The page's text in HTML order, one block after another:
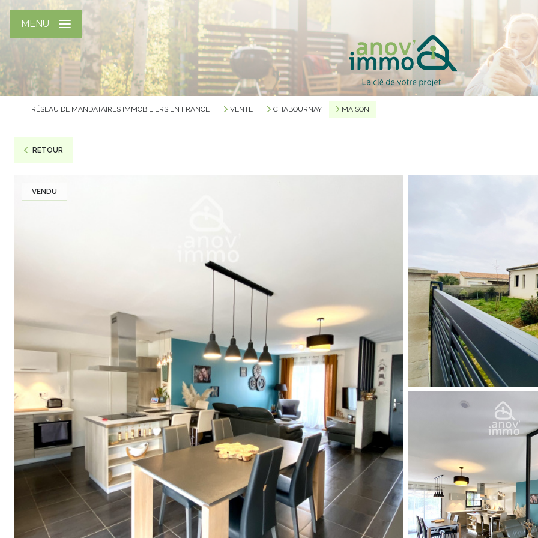
MENU
RÉSEAU DE MANDATAIRES IMMOBILIERS EN FRANCE VENTE CHABOURNAY MAISON
RETOUR
VENDU